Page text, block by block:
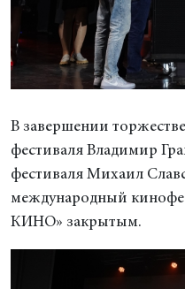
В завершении
фестиваля Владимир
фестиваля Михаил
международный
КИНО» закрытым.